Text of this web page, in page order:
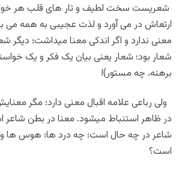
شعریست سخت لطیف و تار های قلب هر
ارتعاش در می آورد و لذت عجیبی به همه می
معنی ندارد و اگر اندکی معنا میداشت؛ دیگر
شعار بود؛ شعار یعنی بیان یک فکر و یک
برهنه، چه مستور)!
ولی رباعی علامه اقبال معنی دارد؛ مگر
در ظاهر استنباط میشود. معنا در بطن شاعر
شاعر در چه حال است؛ چه درد ها؛ هوس ها و
است؟